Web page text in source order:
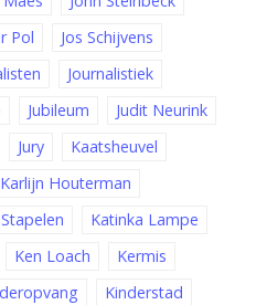
Pol
Jos Schijvens
Journalistiek
Jubileum
Judit Neurink
Jury
Kaatsheuvel
Karlijn Houterman
Katinka Lampe
Ken Loach
Kermis
Kinderstad